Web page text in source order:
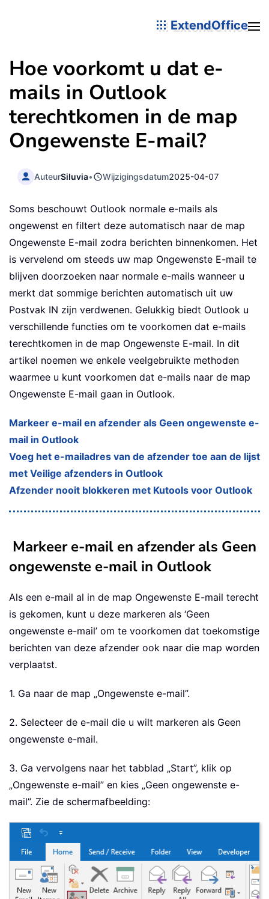
ExtendOffice
Hoe voorkomt u dat e-
mails in Outlook
terechtkomen in de map
Ongewenste E-mail?
AuteurSiluvia• Wijzigingsdatum2025-04-07
Soms beschouwt Outlook normale e-mails als
ongewenst en filtert deze automatisch naar de map
Ongewenste E-mail zodra berichten binnenkomen. Het
is vervelend om steeds uw map Ongewenste E-mail te
blijven doorzoeken naar normale e-mails wanneer u
merkt dat sommige berichten automatisch uit uw
Postvak IN zijn verdwenen. Gelukkig biedt Outlook u
verschillende functies om te voorkomen dat e-mails
terechtkomen in de map Ongewenste E-mail. In dit
artikel noemen we enkele veelgebruikte methoden
waarmee u kunt voorkomen dat e-mails naar de map
Ongewenste E-mail gaan in Outlook.
Markeer e-mail en afzender als Geen ongewenste e-
mail in Outlook
Voeg het e-mailadres van de afzender toe aan de lijst
met Veilige afzenders in Outlook
Afzender nooit blokkeren met Kutools voor Outlook
Markeer e-mail en afzender als Geen
ongewenste e-mail in Outlook
Als een e-mail al in de map Ongewenste E-mail terecht
is gekomen, kunt u deze markeren als ‘Geen
ongewenste e-mail’ om te voorkomen dat toekomstige
berichten van deze afzender ook naar die map worden
verplaatst.
1. Ga naar de map „Ongewenste e-mail”.
2. Selecteer de e-mail die u wilt markeren als Geen
ongewenste e-mail.
3. Ga vervolgens naar het tabblad „Start”, klik op
„Ongewenste e-mail” en kies „Geen ongewenste e-
mail”. Zie de schermafbeelding: